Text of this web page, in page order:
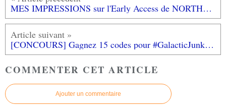
MES IMPRESSIONS sur l'Early Access de NORTHGARD (sur PC)
[CONCOURS] Gagnez 15 codes pour #GalacticJunkLeague sur #PC d'une valeur de 15 euros!
COMMENTER CET ARTICLE
Ajouter un commentaire